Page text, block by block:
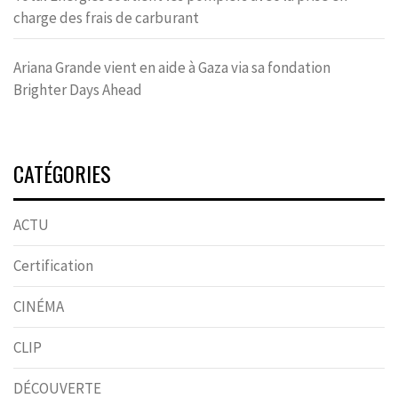
charge des frais de carburant
Ariana Grande vient en aide à Gaza via sa fondation
Brighter Days Ahead
CATÉGORIES
ACTU
Certification
CINÉMA
CLIP
DÉCOUVERTE